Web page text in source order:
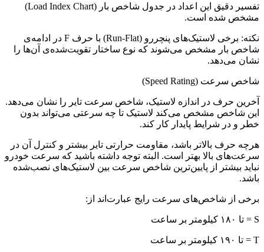
تفسیر دقیق این اعداد در جدول شاخص بار (Load Index Chart)
مشخص شده است.
نکته: برخی لاستیک‌های پنچررو (Run-Flat) با حرف F در ادامه‌ی
شاخص بار مشخص می‌شوند که نوع ساختار تقویت‌شده‌ی آن‌ها را
نشان می‌دهد.
شاخص سرعت (Speed Rating)
آخرین حرف در اندازه لاستیک، شاخص سرعت تایر را نشان می‌دهد.
این شاخص مشخص می‌کند لاستیک تا چه سرعتی می‌تواند بدون
خطر و در شرایط پایدار کار کند.
هرچه حرف بالاتر باشد، مقاومت حرارتی تایر بیشتر و کنترل آن در
سرعت‌های بالا بهتر است. البته توجه داشته باشید که سرعت خودرو
نباید بیشتر از پایین‌ترین شاخص سرعت بین لاستیک‌های نصب‌شده
باشد.
برخی از شاخص‌های سرعت رایج عبارت‌اند از:
S = تا ۱۸۰ کیلومتر بر ساعت
T = تا ۱۹۰ کیلومتر بر ساعت